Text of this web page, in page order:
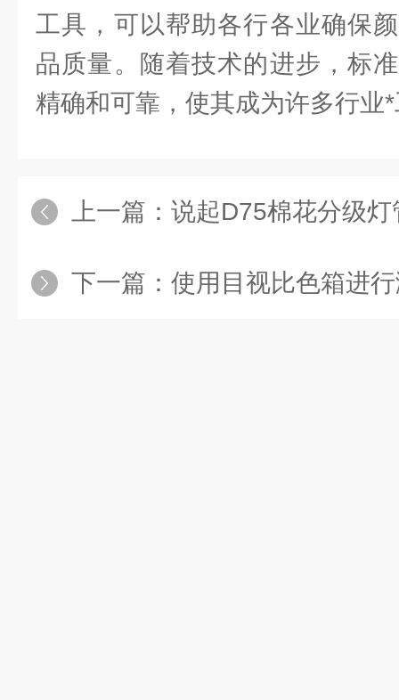
工具，可以帮助各行各业确保
品质量。随着技术的进步，标
精确和可靠，使其成为许多行业
上一篇： 说起D75棉花分级
下一篇： 使用目视比色箱进